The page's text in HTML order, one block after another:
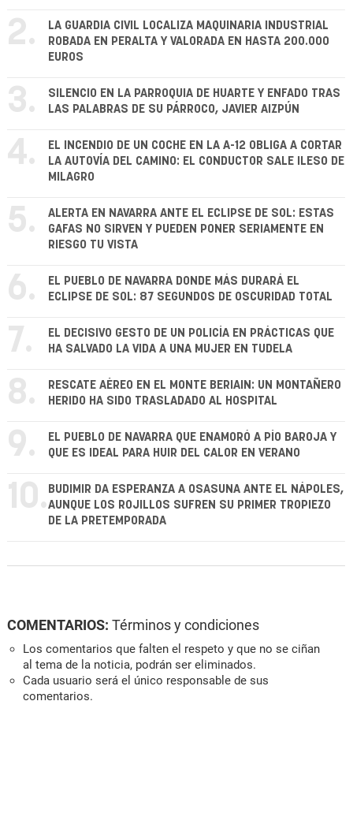
2.
LA GUARDIA CIVIL LOCALIZA MAQUINARIA INDUSTRIAL
ROBADA EN PERALTA Y VALORADA EN HASTA 200.000
EUROS
3.
SILENCIO EN LA PARROQUIA DE HUARTE Y ENFADO TRAS
LAS PALABRAS DE SU PÁRROCO, JAVIER AIZPÚN
4.
EL INCENDIO DE UN COCHE EN LA A-12 OBLIGA A CORTAR
LA AUTOVÍA DEL CAMINO: EL CONDUCTOR SALE ILESO DE
MILAGRO
5.
ALERTA EN NAVARRA ANTE EL ECLIPSE DE SOL: ESTAS
GAFAS NO SIRVEN Y PUEDEN PONER SERIAMENTE EN
RIESGO TU VISTA
6.
EL PUEBLO DE NAVARRA DONDE MÁS DURARÁ EL
ECLIPSE DE SOL: 87 SEGUNDOS DE OSCURIDAD TOTAL
7.
EL DECISIVO GESTO DE UN POLICÍA EN PRÁCTICAS QUE
HA SALVADO LA VIDA A UNA MUJER EN TUDELA
8.
RESCATE AÉREO EN EL MONTE BERIAIN: UN MONTAÑERO
HERIDO HA SIDO TRASLADADO AL HOSPITAL
9.
EL PUEBLO DE NAVARRA QUE ENAMORÓ A PÍO BAROJA Y
QUE ES IDEAL PARA HUIR DEL CALOR EN VERANO
10. BUDIMIR DA ESPERANZA A OSASUNA ANTE EL NÁPOLES,
AUNQUE LOS ROJILLOS SUFREN SU PRIMER TROPIEZO
DE LA PRETEMPORADA
COMENTARIOS: Términos y condiciones
Los comentarios que falten el respeto y que no se ciñan
al tema de la noticia, podrán ser eliminados.
Cada usuario será el único responsable de sus
comentarios.